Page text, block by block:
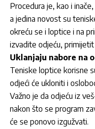
Procedura je, kao i
a jedina novost su
okreću se i loptice i na
izvadite odjeću,
Uklanjaju nabore na
Teniske loptice korisne
odjeći će ukloniti i
Važno je da odjeću iz
nakon što se program
će se ponovo izgužvati.